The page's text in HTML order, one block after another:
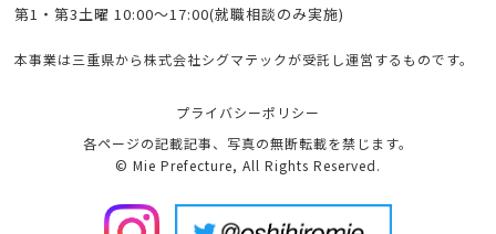
第1・第3土曜 10:00〜17:00(就職相談のみ実施)
本事業は三重県から株式会社シグマテックが受託し運営するものです。
プライバシーポリシー
各ページの記載記事、写真の無断転載を禁じます。
© Mie Prefecture, All Rights Reserved.